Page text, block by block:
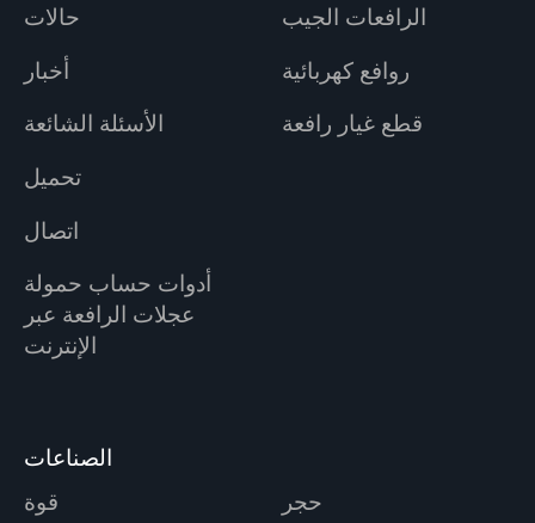
حالات
أخبار
الأسئلة الشائعة
تحميل
اتصال
أدوات حساب حمولة
عجلات الرافعة عبر
الإنترنت
الرافعات الجيب
روافع كهربائية
قطع غيار رافعة
الصناعات
قوة
حجر